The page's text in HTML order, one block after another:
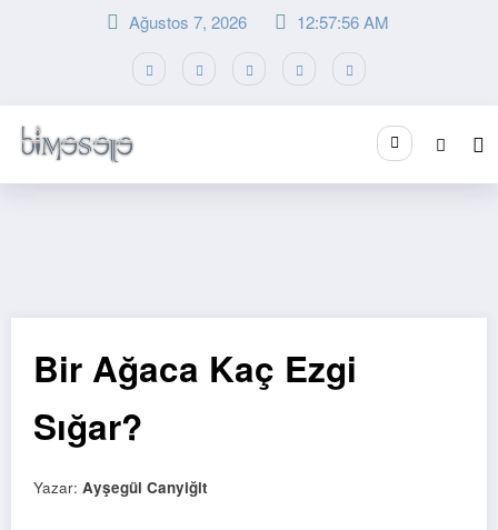
Ağustos 7, 2026 12:57:56 AM
Bir Ağaca Kaç Ezgi
Sığar?
Yazar: Ayşegül Canyiğit